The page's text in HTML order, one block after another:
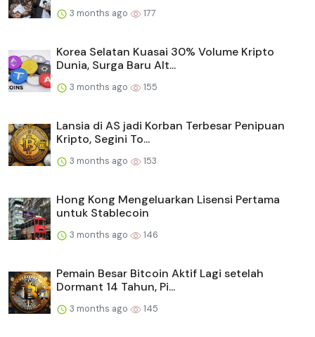
3 months ago 177
Korea Selatan Kuasai 30% Volume Kripto
Dunia, Surga Baru Alt...
3 months ago 155
Lansia di AS jadi Korban Terbesar Penipuan
Kripto, Segini To...
3 months ago 153
Hong Kong Mengeluarkan Lisensi Pertama
untuk Stablecoin
3 months ago 146
Pemain Besar Bitcoin Aktif Lagi setelah
Dormant 14 Tahun, Pi...
3 months ago 145